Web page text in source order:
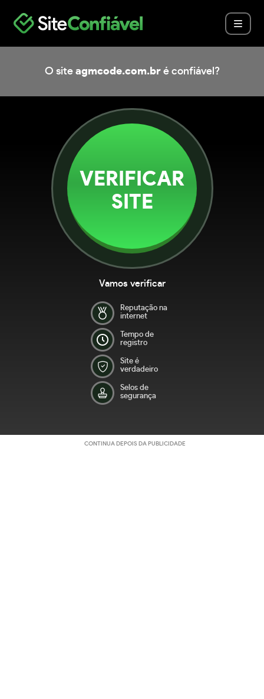
O site agmcode.com.bré confiável?
VERIFICAR
SITE
Vamos verificar
Reputação na
internet
Tempo de
registro
Site é
verdadeiro
Selos de
segurança
CONTINUA DEPOIS DA PUBLICIDADE